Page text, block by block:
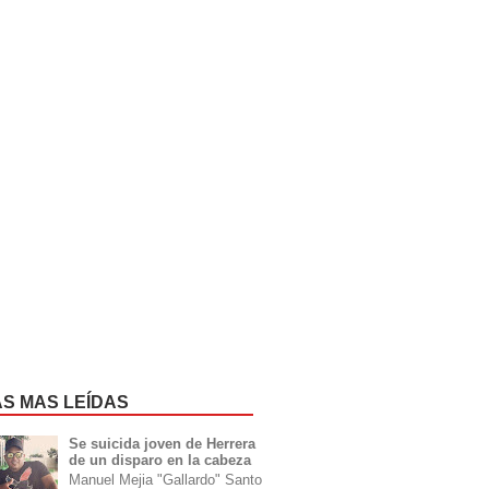
MAS LEÍDAS
Se suicida joven de Herrera
de un disparo en la cabeza
Manuel Mejia "Gallardo" Santo